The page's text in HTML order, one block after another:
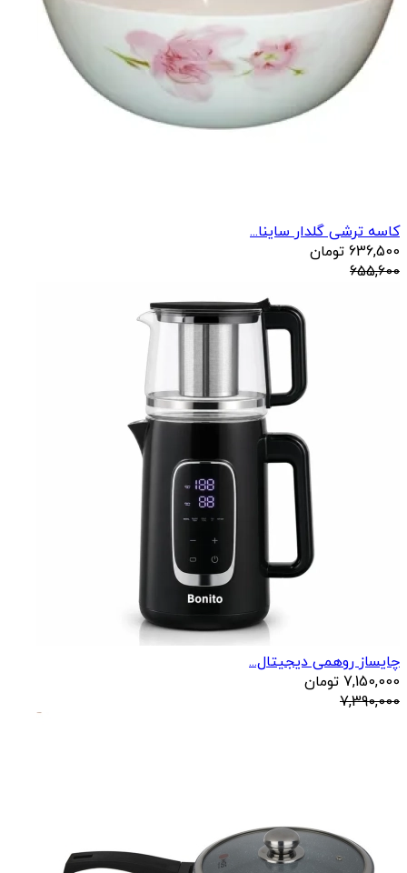
کاسه ترشی گلدار ساینا...
636,500 تومان
655,600
چایساز روهمی دیجیتال...
7,150,000 تومان
7,390,000